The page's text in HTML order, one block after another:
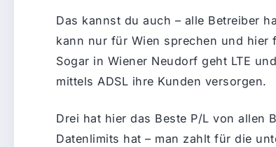
Das kannst du auch – alle Betreiber
kann nur für Wien sprechen und hier
Sogar in Wiener Neudorf geht LTE
mittels ADSL ihre Kunden versorgen.
Drei hat hier das Beste P/L von allen
Datenlimits hat – man zahlt für die